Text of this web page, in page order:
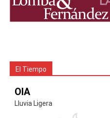
El Tiempo
OIA
Lluvia Ligera